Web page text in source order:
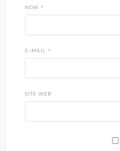
NOM *
E-MAIL *
SITE WEB